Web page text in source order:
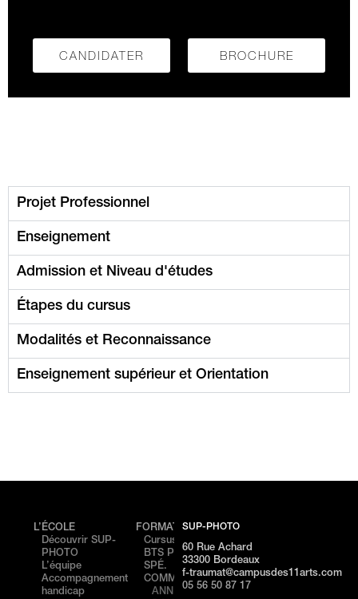
CANDIDATER BROCHURE
Projet Professionnel
Enseignement
Admission et Niveau d'études
Étapes du cursus
Modalités et Reconnaissance
Enseignement supérieur et Orientation
L’ÉCOLE
Découvrir SUP-
PHOTO
L’équipe
Accompagnement
handicap
FORMATIONS
Cursus
BTS PHOTO /
SPÉ.
COMMUNICATION
ANNÉE 1
PORTES
OUVERTES –
NICE
STAGE
SUP-PHOTO
60 Rue Achard
33300 Bordeaux
f-traumat@campusdes11arts.com
05 56 50 87 17